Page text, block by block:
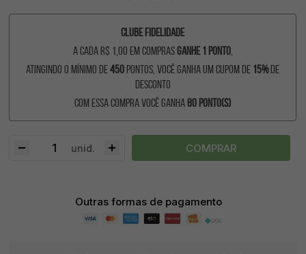
Clube Fidelidade
A cada R$ 1,00 em comprasganhe 1 ponto,
atingindo o mínimo de450pontos, você ganha um cupom de 15%de
desconto
Com essa compra você ganha80 ponto(s)
unid. COMPRAR
Outras formas de pagamento